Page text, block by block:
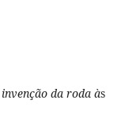
invenção da roda às